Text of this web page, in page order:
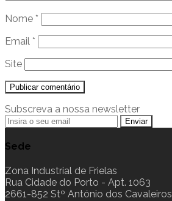
Nome *
Email *
Site
Subscreva a nossa newsletter
Sede
Zona Industrial de Frielas
Rua Cidade do Porto - Apt. 1063
2661-852 Stº António dos Cavaleiros